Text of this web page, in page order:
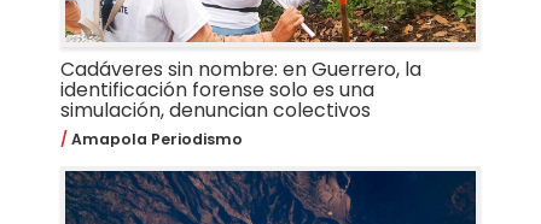
Cadáveres sin nombre: en Guerrero, la
identificación forense solo es una
simulación, denuncian colectivos
Amapola Periodismo